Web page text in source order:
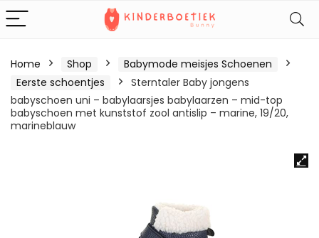
Home Shop
Babymode meisjes Schoenen
Eerste schoentjes
Sterntaler Baby jongens
babyschoen uni – babylaarsjes babylaarzen – mid-top
babyschoen met kunststof zool antislip – marine, 19/20,
marineblauw